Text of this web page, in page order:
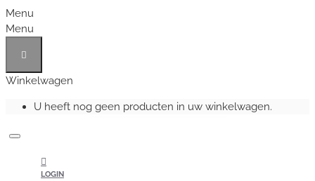
Menu
Menu
Winkelwagen
U heeft nog geen producten in uw winkelwagen.
LOGIN